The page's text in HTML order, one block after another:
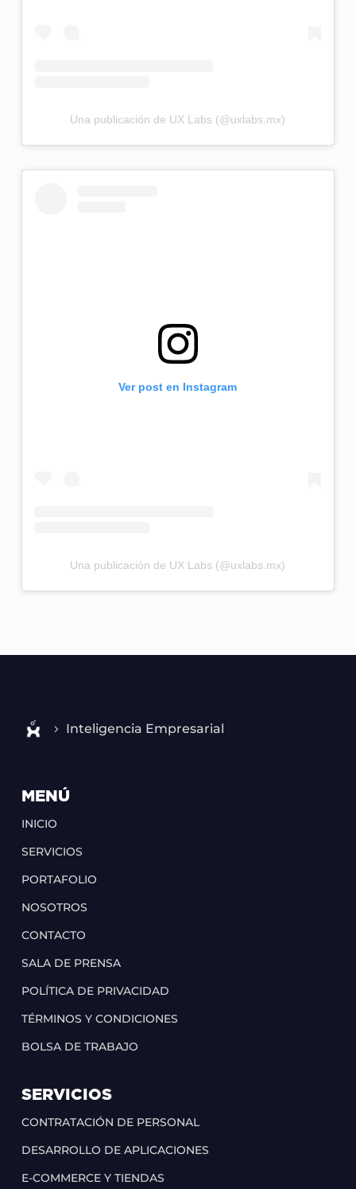
Una publicación de UX Labs (@uxlabs.mx)
Ver post en Instagram
Una publicación de UX Labs (@uxlabs.mx)
Inteligencia Empresarial
MENÚ
INICIO
SERVICIOS
PORTAFOLIO
NOSOTROS
CONTACTO
SALA DE PRENSA
POLÍTICA DE PRIVACIDAD
TÉRMINOS Y CONDICIONES
BOLSA DE TRABAJO
SERVICIOS
CONTRATACIÓN DE PERSONAL
DESARROLLO DE APLICACIONES
E-COMMERCE Y TIENDAS